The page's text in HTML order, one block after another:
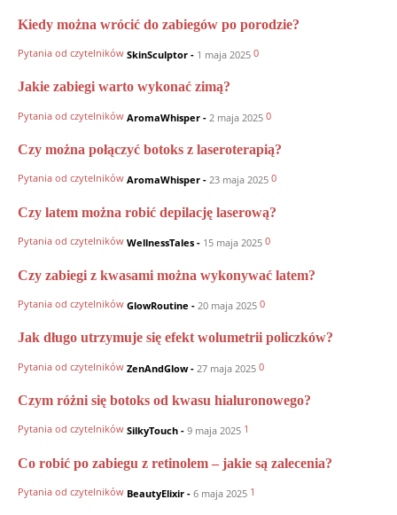
Kiedy można wrócić do zabiegów po porodzie?
Pytania od czytelników SkinSculptor - 1 maja 2025 0
Jakie zabiegi warto wykonać zimą?
Pytania od czytelników AromaWhisper - 2 maja 2025 0
Czy można połączyć botoks z laseroterapią?
Pytania od czytelników AromaWhisper - 23 maja 2025 0
Czy latem można robić depilację laserową?
Pytania od czytelników WellnessTales - 15 maja 2025 0
Czy zabiegi z kwasami można wykonywać latem?
Pytania od czytelników GlowRoutine - 20 maja 2025 0
Jak długo utrzymuje się efekt wolumetrii policzków?
Pytania od czytelników ZenAndGlow - 27 maja 2025 0
Czym różni się botoks od kwasu hialuronowego?
Pytania od czytelników SilkyTouch - 9 maja 2025 1
Co robić po zabiegu z retinolem – jakie są zalecenia?
Pytania od czytelników BeautyElixir - 6 maja 2025 1